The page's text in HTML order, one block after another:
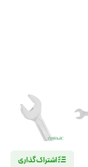
اشتراک گذاری